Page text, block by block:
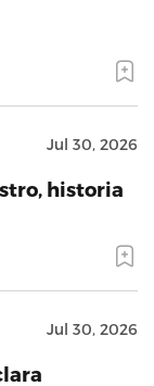
Jul 30, 2026
historia
Jul 30, 2026